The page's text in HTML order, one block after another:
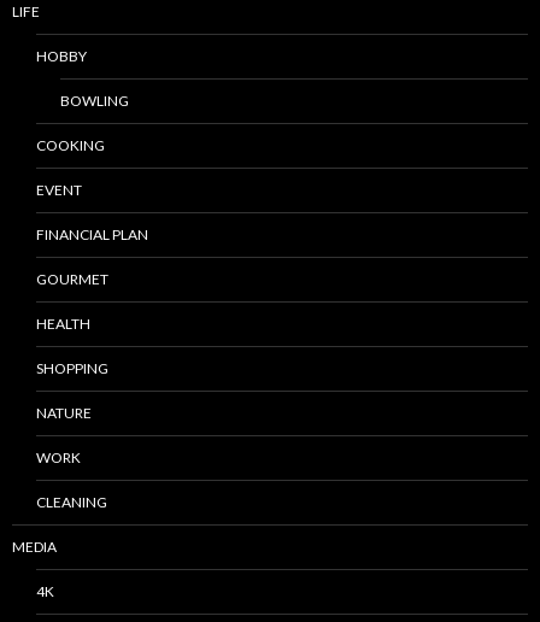
LIFE
HOBBY
BOWLING
COOKING
EVENT
FINANCIAL PLAN
GOURMET
HEALTH
SHOPPING
NATURE
WORK
CLEANING
MEDIA
4K